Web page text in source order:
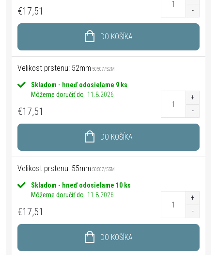
€17,51
DO KOŠÍKA
Velikost prstenu: 52mm 50507/52M
Skladom - hneď odosielame 9 ks
Môžeme doručiť do 11.8.2026
€17,51
DO KOŠÍKA
Velikost prstenu: 55mm 50507/55M
Skladom - hneď odosielame 10 ks
Môžeme doručiť do 11.8.2026
€17,51
DO KOŠÍKA